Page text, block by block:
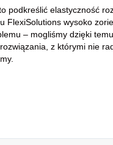
podkreślić elastyczność
FlexiSolutions wysoko
– mogliśmy dzięki
z którymi nie